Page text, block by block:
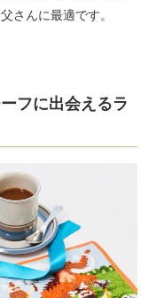
さんに最適です。
フに出会えるラ